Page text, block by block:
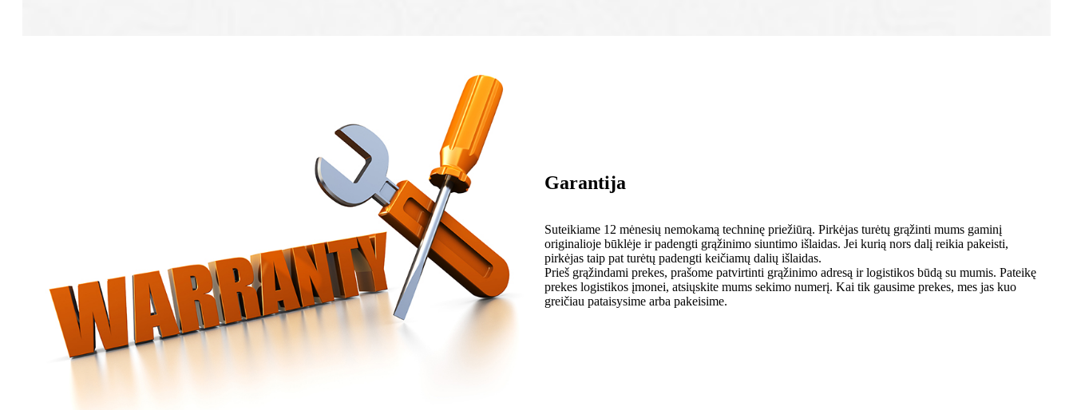
Garantija
Suteikiame 12 mėnesių nemokamą techninę priežiūrą. Pirkėjas turėtų grąžinti mums gaminį
originalioje būklėje ir padengti grąžinimo siuntimo išlaidas. Jei kurią nors dalį reikia pakeisti,
pirkėjas taip pat turėtų padengti keičiamų dalių išlaidas.
Prieš grąžindami prekes, prašome patvirtinti grąžinimo adresą ir logistikos būdą su mumis. Pateikę
prekes logistikos įmonei, atsiųskite mums sekimo numerį. Kai tik gausime prekes, mes jas kuo
greičiau pataisysime arba pakeisime.